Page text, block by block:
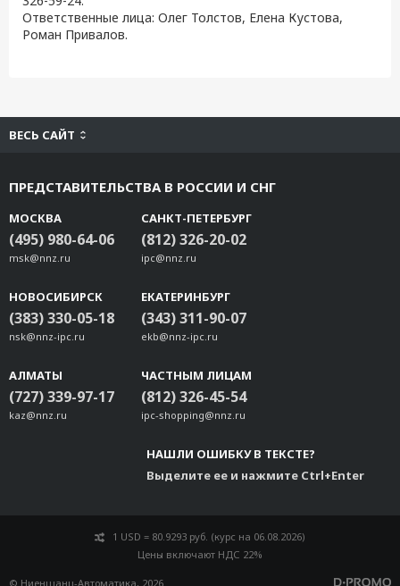
Ответственные лица: Олег Толстов, Елена Кустова,
Роман Привалов.
ВЕСЬ САЙТ
ПРЕДСТАВИТЕЛЬСТВА В РОССИИ И СНГ
МОСКВА
(495) 980-64-06
msk@nnz.ru
САНКТ-ПЕТЕРБУРГ
(812) 326-20-02
ipc@nnz.ru
НОВОСИБИРСК
(383) 330-05-18
nsk@nnz-ipc.ru
ЕКАТЕРИНБУРГ
(343) 311-90-07
ekb@nnz-ipc.ru
АЛМАТЫ
(727) 339-97-17
kaz@nnz.ru
ЧАСТНЫМ ЛИЦАМ
(812) 326-45-54
ipc-shopping@nnz.ru
НАШЛИ ОШИБКУ В ТЕКСТЕ?
Выделите ее и нажмите Ctrl+Enter
1 USD = 80.9293 руб. (курс на 06.08.2026)
Цены включают НДС 22%
© Ниеншанц-Автоматика, 2026